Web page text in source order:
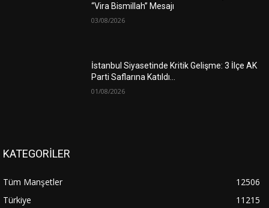
“Vira Bismillah” Mesajı
03/08/2026
İstanbul Siyasetinde Kritik Gelişme: 3 İlçe AK
Parti Saflarına Katıldı…
01/08/2026
KATEGORİLER
Tüm Manşetler
12506
Türkiye
11215